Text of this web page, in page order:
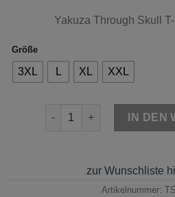
Yakuza Through Skull
Größe
3XL L XL XXL
Yakuza Through Skull T-
IN DEN
zur Wunschliste
Artikelnummer: